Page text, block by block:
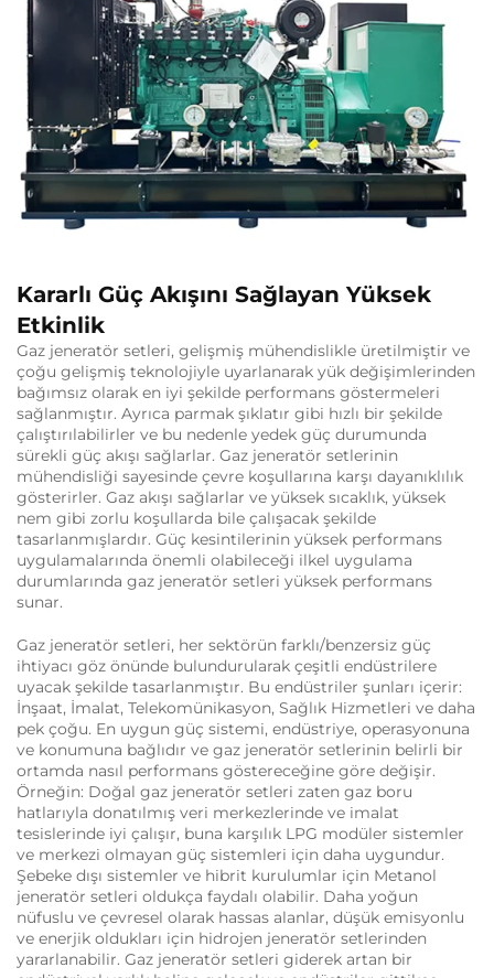
Kararlı Güç Akışını Sağlayan Yüksek
Etkinlik
Gaz jeneratör setleri, gelişmiş mühendislikle üretilmiştir ve
çoğu gelişmiş teknolojiyle uyarlanarak yük değişimlerinden
bağımsız olarak en iyi şekilde performans göstermeleri
sağlanmıştır. Ayrıca parmak şıklatır gibi hızlı bir şekilde
çalıştırılabilirler ve bu nedenle yedek güç durumunda
sürekli güç akışı sağlarlar. Gaz jeneratör setlerinin
mühendisliği sayesinde çevre koşullarına karşı dayanıklılık
gösterirler. Gaz akışı sağlarlar ve yüksek sıcaklık, yüksek
nem gibi zorlu koşullarda bile çalışacak şekilde
tasarlanmışlardır. Güç kesintilerinin yüksek performans
uygulamalarında önemli olabileceği ilkel uygulama
durumlarında gaz jeneratör setleri yüksek performans
sunar.
Gaz jeneratör setleri, her sektörün farklı/benzersiz güç
ihtiyacı göz önünde bulundurularak çeşitli endüstrilere
uyacak şekilde tasarlanmıştır. Bu endüstriler şunları içerir:
İnşaat, İmalat, Telekomünikasyon, Sağlık Hizmetleri ve daha
pek çoğu. En uygun güç sistemi, endüstriye, operasyonuna
ve konumuna bağlıdır ve gaz jeneratör setlerinin belirli bir
ortamda nasıl performans göstereceğine göre değişir.
Örneğin: Doğal gaz jeneratör setleri zaten gaz boru
hatlarıyla donatılmış veri merkezlerinde ve imalat
tesislerinde iyi çalışır, buna karşılık LPG modüler sistemler
ve merkezi olmayan güç sistemleri için daha uygundur.
Şebeke dışı sistemler ve hibrit kurulumlar için Metanol
jeneratör setleri oldukça faydalı olabilir. Daha yoğun
nüfuslu ve çevresel olarak hassas alanlar, düşük emisyonlu
ve enerjik oldukları için hidrojen jeneratör setlerinden
yararlanabilir. Gaz jeneratör setleri giderek artan bir